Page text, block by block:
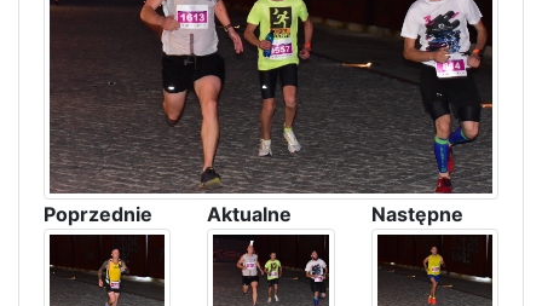
Poprzednie Aktualne Następne